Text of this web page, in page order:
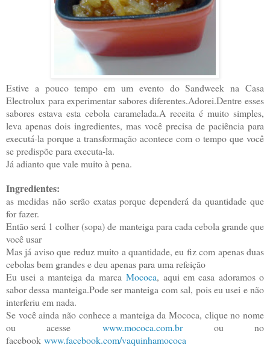
Estive a pouco tempo em um evento do Sandweek na Casa
Electrolux para experimentar sabores diferentes.Adorei.Dentre esses
sabores estava esta cebola caramelada.A receita é muito simples,
leva apenas dois ingredientes, mas você precisa de paciência para
executá-la porque a transformação acontece com o tempo que você
se predispõe para executa-la.
Já adianto que vale muito à pena.
Ingredientes:
as medidas não serão exatas porque dependerá da quantidade que
for fazer.
Então será 1 colher (sopa) de manteiga para cada cebola grande que
você usar
Mas já aviso que reduz muito a quantidade, eu fiz com apenas duas
cebolas bem grandes e deu apenas para uma refeição
Eu usei a manteiga da marcaMococa, aqui em casa adoramos o
sabor dessa manteiga.Pode ser manteiga com sal, pois eu usei e não
interferiu em nada.
Se você ainda não conhece a manteiga da Mococa, clique no nome
ou acesse www.mococa.com.brou no
facebook www.facebook.com/vaquinhamococa